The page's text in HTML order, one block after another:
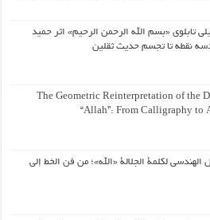
تابلوی «بسم الله الرحمن الرحیم» اثر حمید
نقطه تا تجسم حدیث ثقلین
The Geometric Reinterpretation of the
“Allah”: From Calligraphy to
الهندسي لكلمة الجلالة «الله»؛ من فن الخط إلى